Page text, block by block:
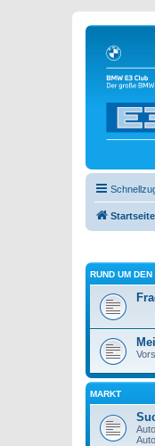
Startseite
RUND UM DEN
MARKT